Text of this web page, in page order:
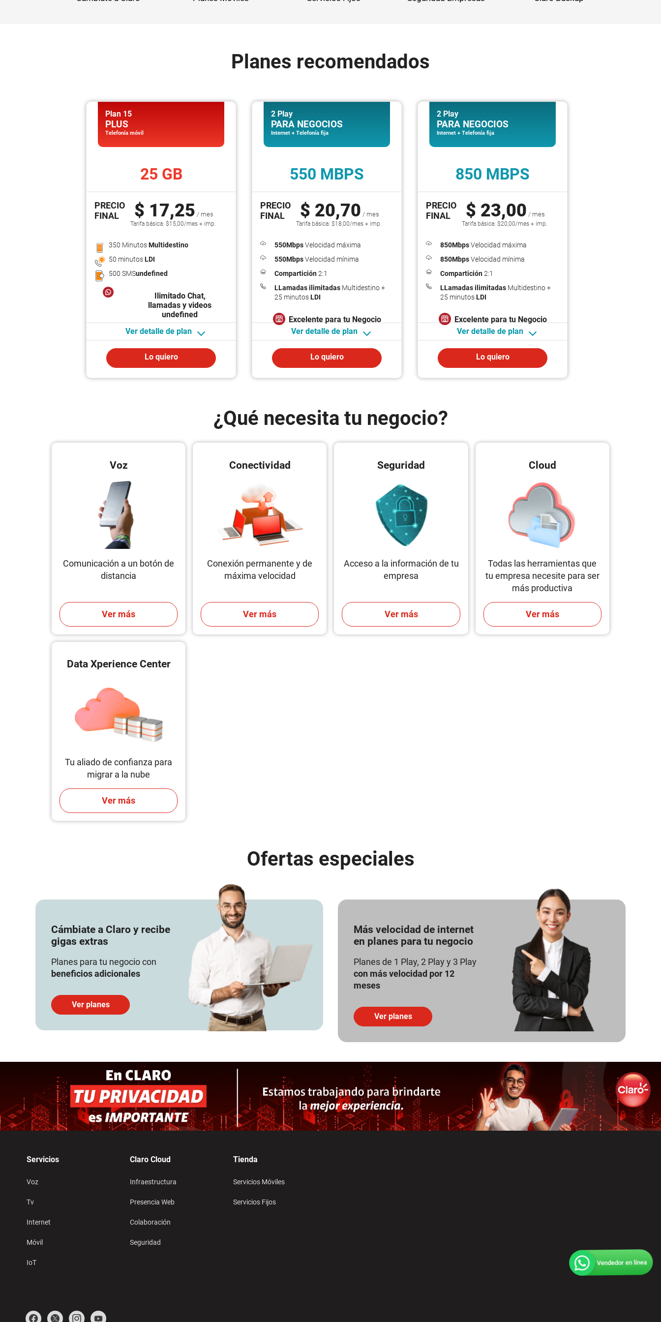
Planes recomendados
Plan 15
PLUS
Telefonía móvil
25 GB
PRECIO
FINAL
$ 17,25 / mes
Tarifa básica: $15,00/mes + imp.
350 MinutosMultidestino
50 minutosLDI
500 SMSundefined
Ilimitado Chat,
llamadas y videos
undefined
Ver detalle de plan
Lo quiero
2 Play
PARA NEGOCIOS
Internet + Telefonía fija
550 MBPS
PRECIO
FINAL
$ 20,70 / mes
Tarifa básica: $18,00/mes + imp.
550MbpsVelocidad máxima
550MbpsVelocidad mínima
Compartición2:1
LLamadas ilimitadasMultidestino +
25 minutosLDI
Excelente para tu Negocio
Ver detalle de plan
Lo quiero
2 Play
PARA NEGOCIOS
Internet + Telefonía fija
850 MBPS
PRECIO
FINAL
$ 23,00 / mes
Tarifa básica: $20,00/mes + imp.
850MbpsVelocidad máxima
850MbpsVelocidad mínima
Compartición2:1
LLamadas ilimitadasMultidestino +
25 minutosLDI
Excelente para tu Negocio
Ver detalle de plan
Lo quiero
¿Qué necesita tu negocio?
Voz
Comunicación a un botón de
distancia
Ver más
Conectividad
Conexión permanente y de
máxima velocidad
Ver más
Seguridad
Acceso a la información de tu
empresa
Ver más
Cloud
Todas las herramientas que
tu empresa necesite para ser
más productiva
Ver más
Data Xperience Center
Tu aliado de confianza para
migrar a la nube
Ver más
Ofertas especiales
Cámbiate a Claro y recibe
gigas extras
Planes para tu negocio con
beneficios adicionales
Ver planes
Más velocidad de internet
en planes para tu negocio
Planes de 1 Play, 2 Play y 3 Play
con más velocidad por 12
meses
Ver planes
Vendedor en
línea
Servicios
Voz
Tv
Internet
Móvil
IoT
Claro Cloud
Infraestructura
Presencia Web
Colaboración
Seguridad
Tienda
Servicios Móviles
Servicios Fijos